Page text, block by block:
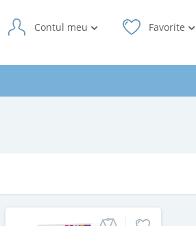
Favorite
Contul meu